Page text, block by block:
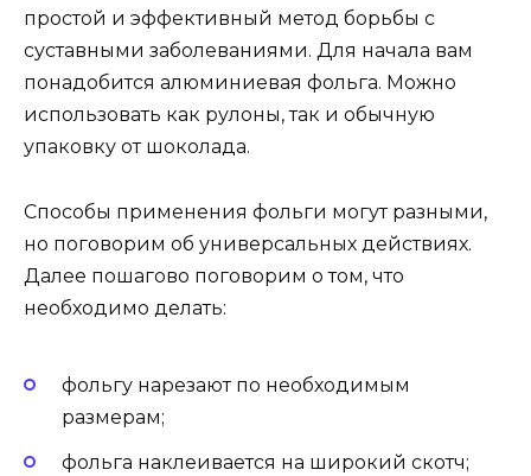
простой и эффективный метод борьбы с
суставными заболеваниями. Для начала вам
понадобится алюминиевая фольга. Можно
использовать как рулоны, так и обычную
упаковку от шоколада.
Способы применения фольги могут разными,
но поговорим об универсальных действиях.
Далее пошагово поговорим о том, что
необходимо делать:
фольгу нарезают по необходимым
размерам;
фольга наклеивается на широкий скотч;